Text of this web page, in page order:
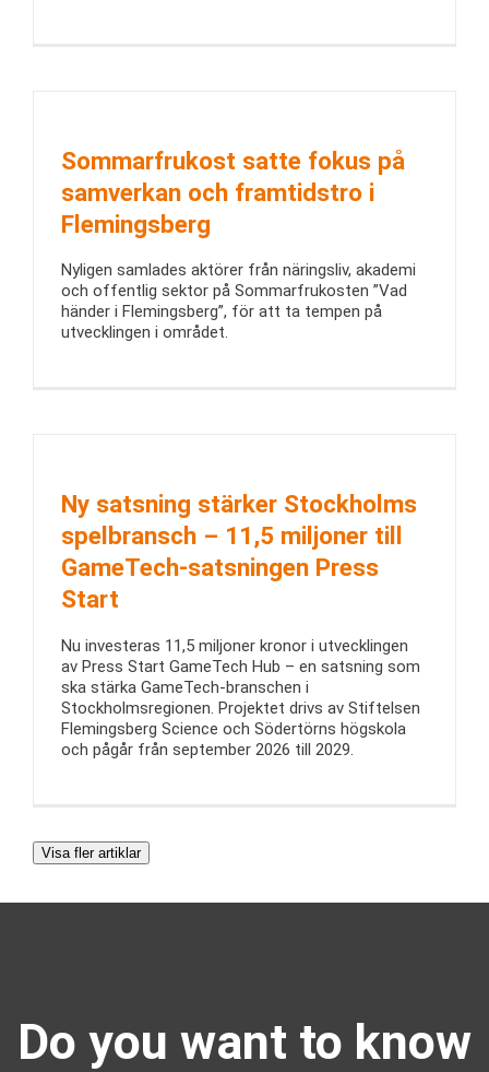
Sommarfrukost satte fokus på
samverkan och framtidstro i
Flemingsberg
Nyligen samlades aktörer från näringsliv, akademi
och offentlig sektor på Sommarfrukosten ”Vad
händer i Flemingsberg”, för att ta tempen på
utvecklingen i området.
Ny satsning stärker Stockholms
spelbransch – 11,5 miljoner till
GameTech-satsningen Press
Start
Nu investeras 11,5 miljoner kronor i utvecklingen
av Press Start GameTech Hub – en satsning som
ska stärka GameTech-branschen i
Stockholmsregionen. Projektet drivs av Stiftelsen
Flemingsberg Science och Södertörns högskola
och pågår från september 2026 till 2029.
Visa fler artiklar
Do you want to know